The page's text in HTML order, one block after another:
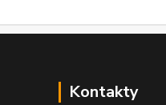
Kontakty